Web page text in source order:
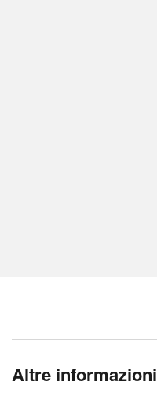
Altre informazioni